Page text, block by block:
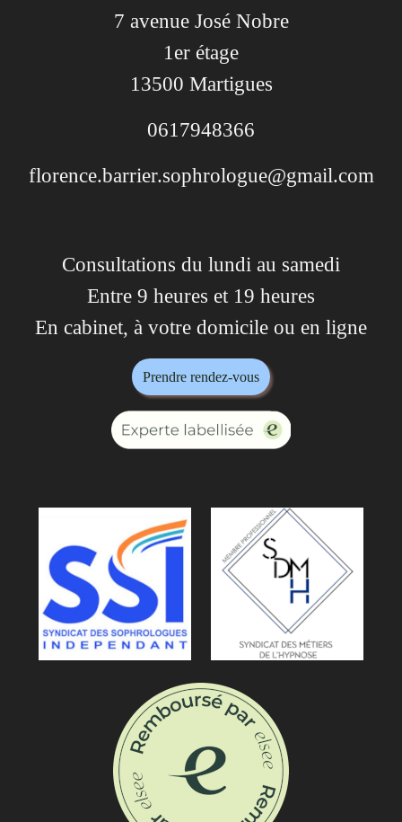
7 avenue José Nobre
1er étage
13500 Martigues
0617948366
florence.barrier.sophrologue@gmail.com
Consultations du lundi au samedi
Entre 9 heures et 19 heures
En cabinet, à votre domicile ou en ligne
Prendre rendez-vous